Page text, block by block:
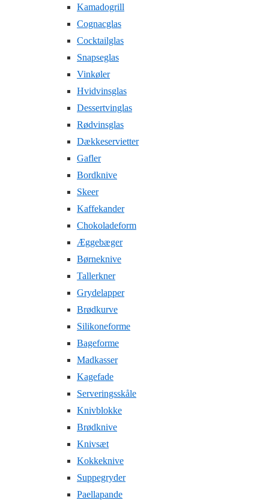
Kamadogrill
Cognacglas
Cocktailglas
Snapseglas
Vinkøler
Hvidvinsglas
Dessertvinglas
Rødvinsglas
Dækkeservietter
Gafler
Bordknive
Skeer
Kaffekander
Chokoladeform
Æggebæger
Børneknive
Tallerkner
Grydelapper
Brødkurve
Silikoneforme
Bageforme
Madkasser
Kagefade
Serveringsskåle
Knivblokke
Brødknive
Knivsæt
Kokkeknive
Suppegryder
Paellapande